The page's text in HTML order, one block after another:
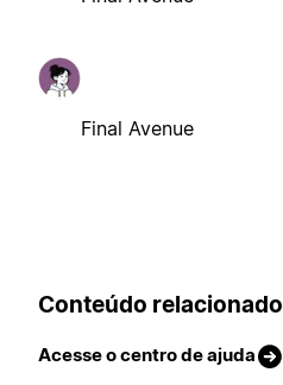
Final Avenue
Conteúdo relacionado
Acesse o centro de ajuda